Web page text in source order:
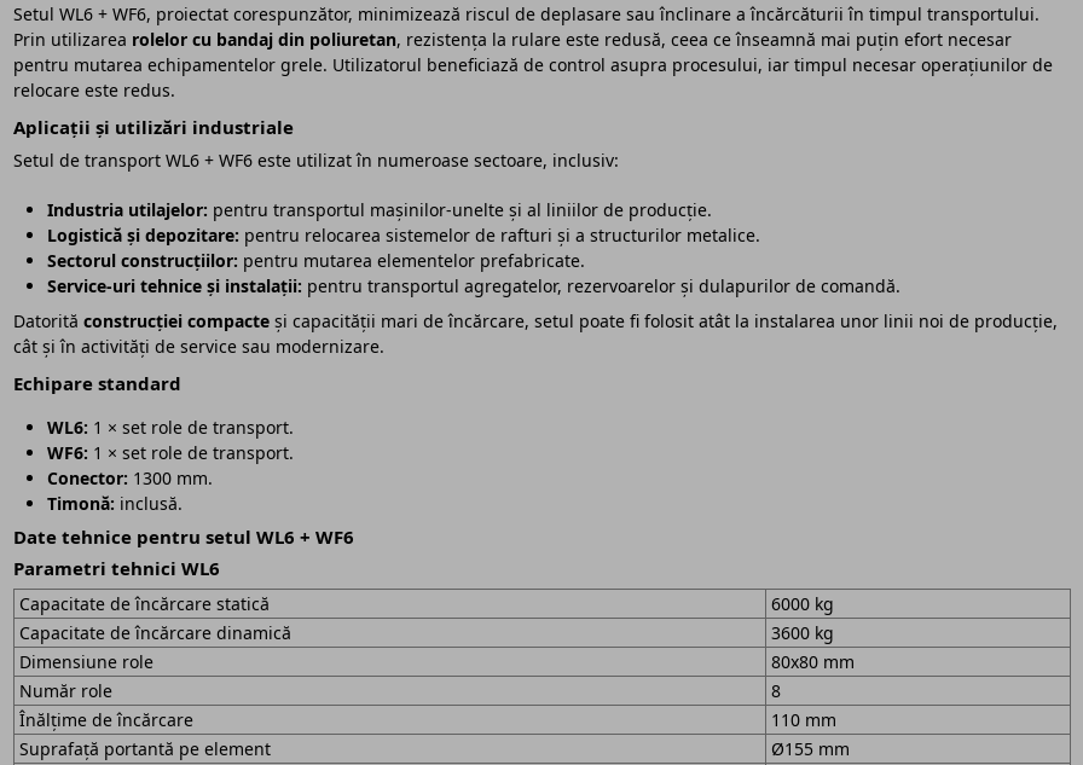
Setul WL6 + WF6, proiectat corespunzător, minimizează riscul de deplasare sau înclinare a încărcăturii în timpul transportului.
Prin utilizarea rolelor cu bandaj din poliuretan, rezistența la rulare este redusă, ceea ce înseamnă mai puțin efort necesar
pentru mutarea echipamentelor grele. Utilizatorul beneficiază de control asupra procesului, iar timpul necesar operațiunilor de
relocare este redus.
Aplicații și utilizări industriale
Setul de transport WL6 + WF6 este utilizat în numeroase sectoare, inclusiv:
Industria utilajelor: pentru transportul mașinilor-unelte și al liniilor de producție.
Logistică și depozitare: pentru relocarea sistemelor de rafturi și a structurilor metalice.
Sectorul construcțiilor: pentru mutarea elementelor prefabricate.
Service-uri tehnice și instalații: pentru transportul agregatelor, rezervoarelor și dulapurilor de comandă.
Datorită construcției compacteși capacității mari de încărcare, setul poate fi folosit atât la instalarea unor linii noi de producție,
cât și în activități de service sau modernizare.
Echipare standard
WL6: 1 × set role de transport.
WF6: 1 × set role de transport.
Conector: 1300 mm.
Timonă: inclusă.
Date tehnice pentru setul WL6 + WF6
Parametri tehnici WL6
Capacitate de încărcare statică
6000 kg
Capacitate de încărcare dinamică
3600 kg
Dimensiune role
80x80 mm
Număr role
8
Înălțime de încărcare
110 mm
Suprafață portantă pe element
Ø155 mm